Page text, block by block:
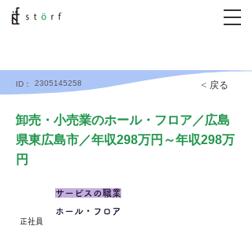
ID： 2305145258 < 戻る
卸売・小売業のホール・フロア／広島
県東広島市／年収298万円～年収298万
円
正社員
サービスの職業
ホール・フロア